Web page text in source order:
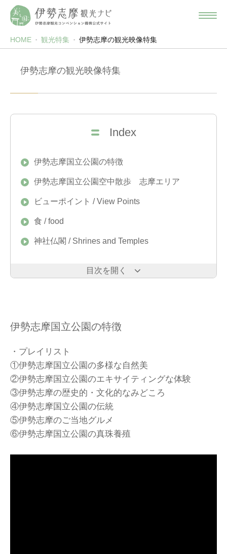
HOME 観光特集 伊勢志摩の観光映像特集
伊勢志摩の観光映像特集
目次を開く
Index
伊勢志摩国立公園の特徴
伊勢志摩国立公園空中散歩 志摩エリア
ビューポイント / View Points
食 / food
神社仏閣 / Shrines and Temples
伊勢志摩国立公園の特徴
・プレイリスト
①伊勢志摩国立公園の多様な自然美
②伊勢志摩国立公園のエキサイティングな体験
③伊勢志摩の歴史的・文化的なみどころ
④伊勢志摩国立公園の伝統
⑤伊勢志摩のご当地グルメ
⑥伊勢志摩国立公園の真珠養殖